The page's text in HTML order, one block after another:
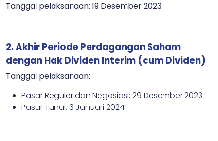
Tanggal pelaksanaan: 19 Desember 2023
2. Akhir Periode Perdagangan Saham
dengan Hak DividenInterim (cum Dividen)
Tanggal pelaksanaan:
Pasar Reguler dan Negosiasi: 29 Desember 2023
Pasar Tunai: 3 Januari 2024